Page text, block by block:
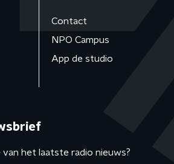
Contact
NPO Campus
App de studio
het laatste radio nieuws?